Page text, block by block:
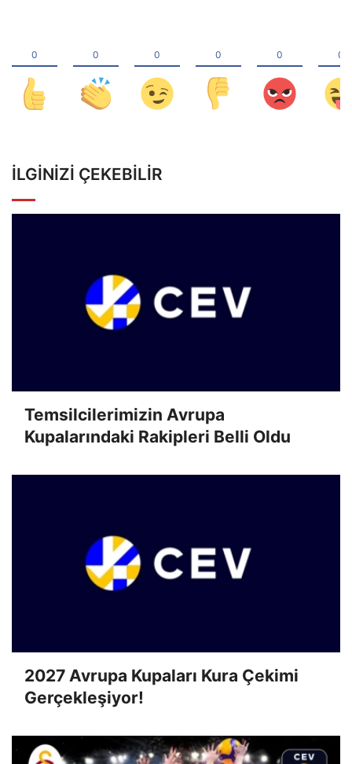
İLGINIZI ÇEKEBILIR
Temsilcilerimizin Avrupa
Kupalarındaki Rakipleri Belli Oldu
2027 Avrupa Kupaları Kura Çekimi
Gerçekleşiyor!